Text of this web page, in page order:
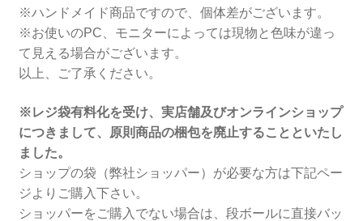
※ハンドメイド商品ですので、個体差がございます。
※お使いのPC、モニターによっては現物と色味が違っ
て見える場合がございます。
以上、ご了承ください。
※レジ袋有料化を受け、実店舗及びオンラインショップ
につきまして、原則商品の梱包を廃止することといたし
ました。
ショップの袋（弊社ショッパー）が必要な方は下記ペー
ジよりご購入下さい。
ショッパーをご購入でない場合は、段ボールに直接バッ